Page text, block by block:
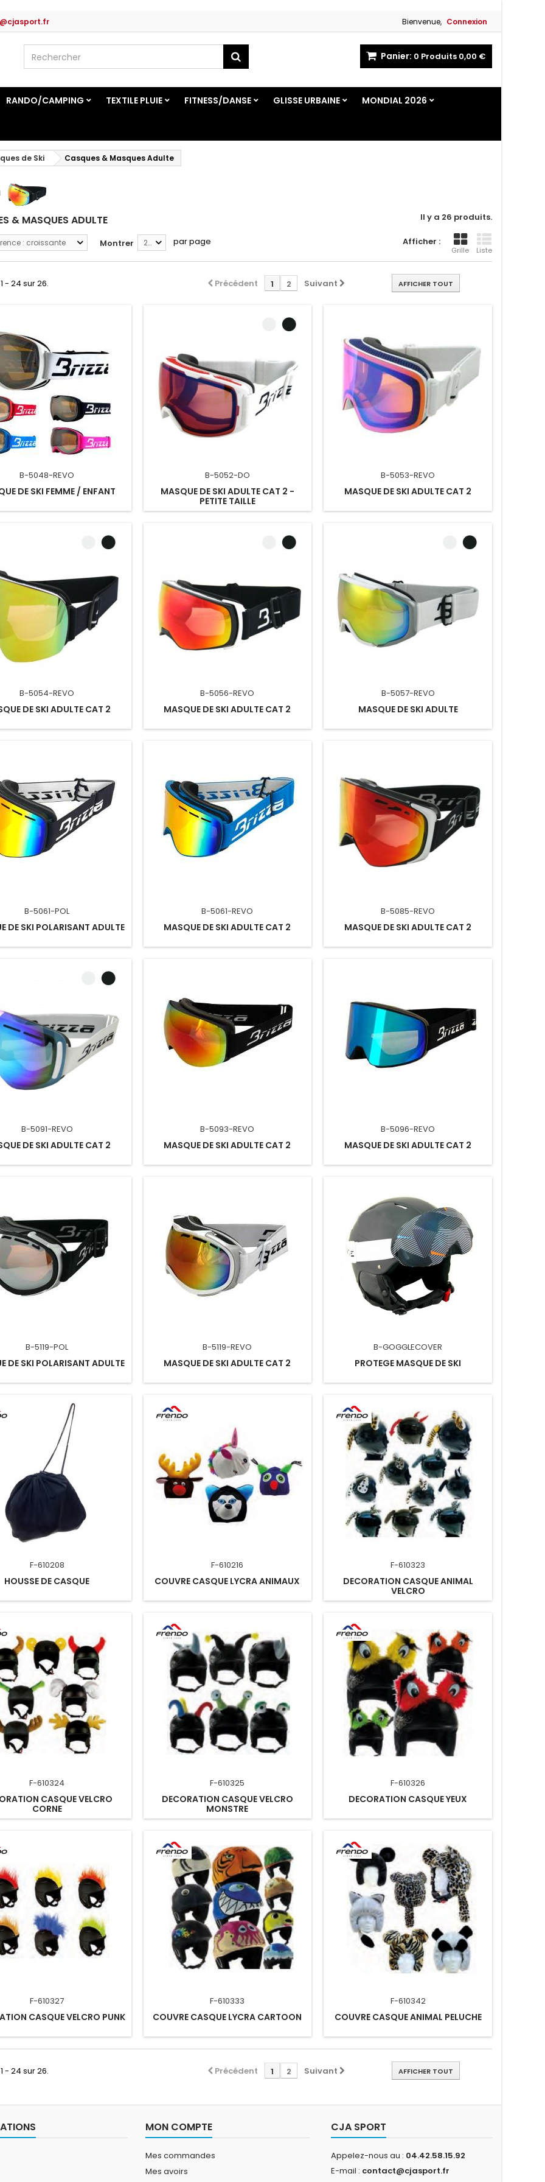
Bienvenue, Connexion
Panier: 0 Produits 0,00 €
RANDO/CAMPING TEXTILE PLUIE FITNESS/DANSE GLISSE URBAINE MONDIAL 2026
de Ski Casques & Masques Adulte
& MASQUES ADULTE Il y a 26 produits.
Afficher :
Grille Liste
: croissante Montrer 24 par page
AFFICHER TOUT
Précédent 1 2 Suivant
- 24 sur 26.
B-5048-REVO
DE SKI FEMME / ENFANT
B-5052-DO
MASQUE DE SKI ADULTE CAT 2 -
PETITE TAILLE
B-5053-REVO
MASQUE DE SKI ADULTE CAT 2
B-5054-REVO
DE SKI ADULTE CAT 2
B-5056-REVO
MASQUE DE SKI ADULTE CAT 2
B-5057-REVO
MASQUE DE SKI ADULTE
B-5061-POL
DE SKI POLARISANT ADULTE
B-5061-REVO
MASQUE DE SKI ADULTE CAT 2
B-5085-REVO
MASQUE DE SKI ADULTE CAT 2
B-5091-REVO
DE SKI ADULTE CAT 2
B-5093-REVO
MASQUE DE SKI ADULTE CAT 2
B-5096-REVO
MASQUE DE SKI ADULTE CAT 2
B-5119-POL
DE SKI POLARISANT ADULTE
B-5119-REVO
MASQUE DE SKI ADULTE CAT 2
B-GOGGLECOVER
PROTEGE MASQUE DE SKI
F-610208
HOUSSE DE CASQUE
F-610216
COUVRE CASQUE LYCRA ANIMAUX
F-610323
DECORATION CASQUE ANIMAL
VELCRO
F-610324
CASQUE VELCRO
CORNE
F-610325
DECORATION CASQUE VELCRO
MONSTRE
F-610326
DECORATION CASQUE YEUX
F-610327
CASQUE VELCRO PUNK
F-610333
COUVRE CASQUE LYCRA CARTOON
F-610342
COUVRE CASQUE ANIMAL PELUCHE
AFFICHER TOUT
Précédent 1 2 Suivant
- 24 sur 26.
MON COMPTE
Mes commandes
Mes avoirs
CJA SPORT
Appelez-nous au : 04.42.58.15.92
E-mail : contact@cjasport.fr